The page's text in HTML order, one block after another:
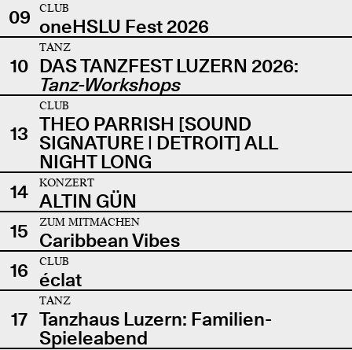
09
CLUB
oneHSLU Fest 2026
10
TANZ
DAS TANZFEST LUZERN 2026:
Tanz-Workshops
13
CLUB
THEO PARRISH [SOUND
SIGNATURE | DETROIT] ALL
NIGHT LONG
14
KONZERT
ALTIN GÜN
15
ZUM MITMACHEN
Caribbean Vibes
16
CLUB
éclat
17
TANZ
Tanzhaus Luzern: Familien-
Spieleabend